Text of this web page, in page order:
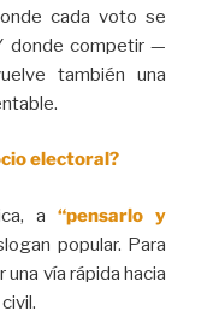
cada voto se
donde competir —
también una
electoral?
a“pensarlo y
popular. Para
vía rápida hacia